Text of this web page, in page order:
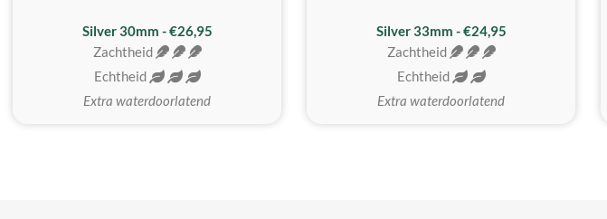
Silver 30mm - €26,95
Zachtheid
Echtheid
Extra waterdoorlatend
Silver 33mm - €24,95
Zachtheid
Echtheid
Extra waterdoorlatend